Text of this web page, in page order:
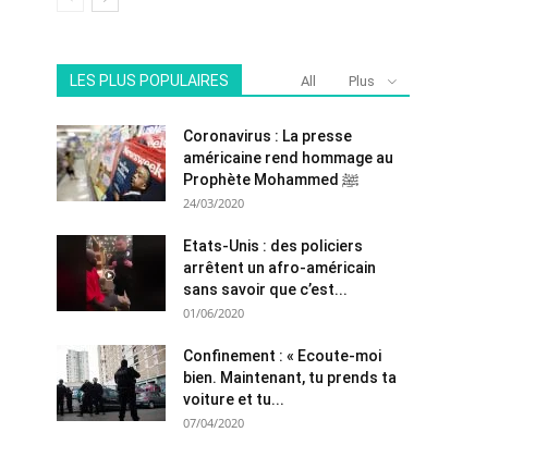
LES PLUS POPULAIRES All Plus
Coronavirus : La presse
américaine rend hommage au
Prophète Mohammed ﷺ
24/03/2020
Etats-Unis : des policiers
arrêtent un afro-américain
sans savoir que c’est...
01/06/2020
Confinement : « Ecoute-moi
bien. Maintenant, tu prends ta
voiture et tu...
07/04/2020